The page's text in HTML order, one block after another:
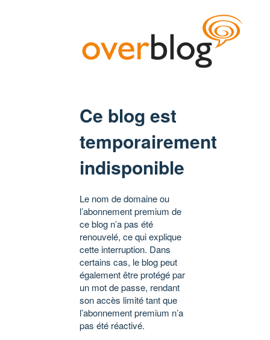
Ce blog est
temporairement
indisponible
Le nom de domaine ou
l’abonnement premium de
ce blog n’a pas été
renouvelé, ce qui explique
cette interruption. Dans
certains cas, le blog peut
également être protégé par
un mot de passe, rendant
son accès limité tant que
l’abonnement premium n’a
pas été réactivé.